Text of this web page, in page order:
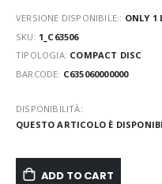
VERSIONE DISPONIBILE:: ONLY 1
SKU: 1_C63506
TIPOLOGIA: COMPACT DISC
BARCODE: C635060000000
DISPONIBILITÀ:
QUESTO ARTICOLO È
ADD TO CART